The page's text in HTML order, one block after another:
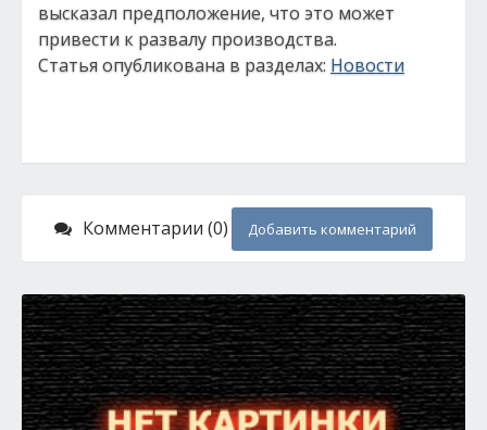
высказал предположение, что это может
привести к развалу производства.
Статья опубликована в разделах: Новости
Комментарии (0) Добавить комментарий